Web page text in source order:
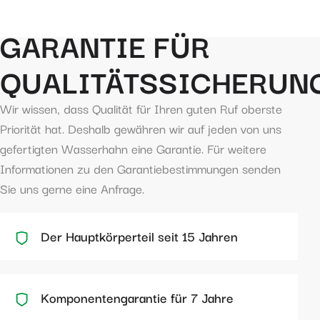
GARANTIE FÜR
Wir wissen, dass Qualität für Ihren guten Ruf oberste
Priorität hat. Deshalb gewähren wir auf jeden von uns
gefertigten Wasserhahn eine Garantie. Für weitere
Informationen zu den Garantiebestimmungen senden
Sie uns gerne eine Anfrage.
Der Hauptkörperteil seit 15 Jahren
Komponentengarantie für 7 Jahre